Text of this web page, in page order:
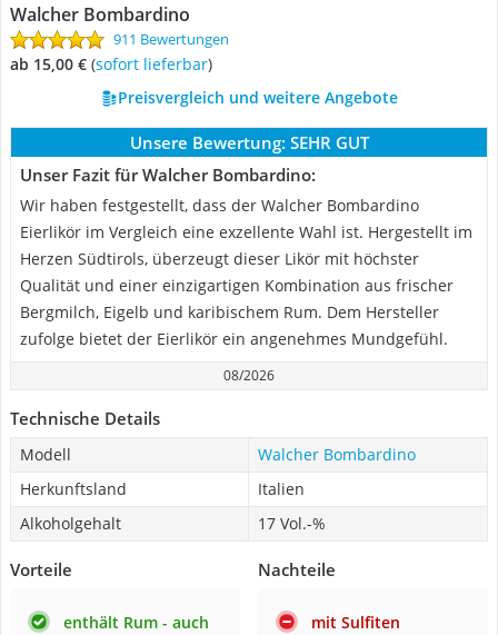
Walcher Bombardino
911 Bewertungen
ab 15,00 € ( Sofort lieferbar)
Preisvergleich und weitere Angebote
Unsere Bewertung: SEHR GUT
Unser Fazit für Walcher Bombardino:
Wir haben festgestellt, dass der Walcher Bombardino
Eierlikör im Vergleich eine exzellente Wahl ist. Hergestellt im
Herzen Südtirols, überzeugt dieser Likör mit höchster
Qualität und einer einzigartigen Kombination aus frischer
Bergmilch, Eigelb und karibischem Rum. Dem Hersteller
zufolge bietet der Eierlikör ein angenehmes Mundgefühl.
08/2026
Technische Details
Modell
Walcher Bombardino
Herkunftsland
Italien
Alkoholgehalt
17 Vol.-%
Vorteile
enthält Rum - auch
Nachteile
mit Sulfiten